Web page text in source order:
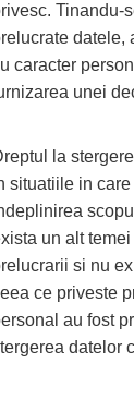
Tinandu-
datele,
caracter
unei
la
situatiile in
un alt
si nu
ce priveste
au fost
datelor